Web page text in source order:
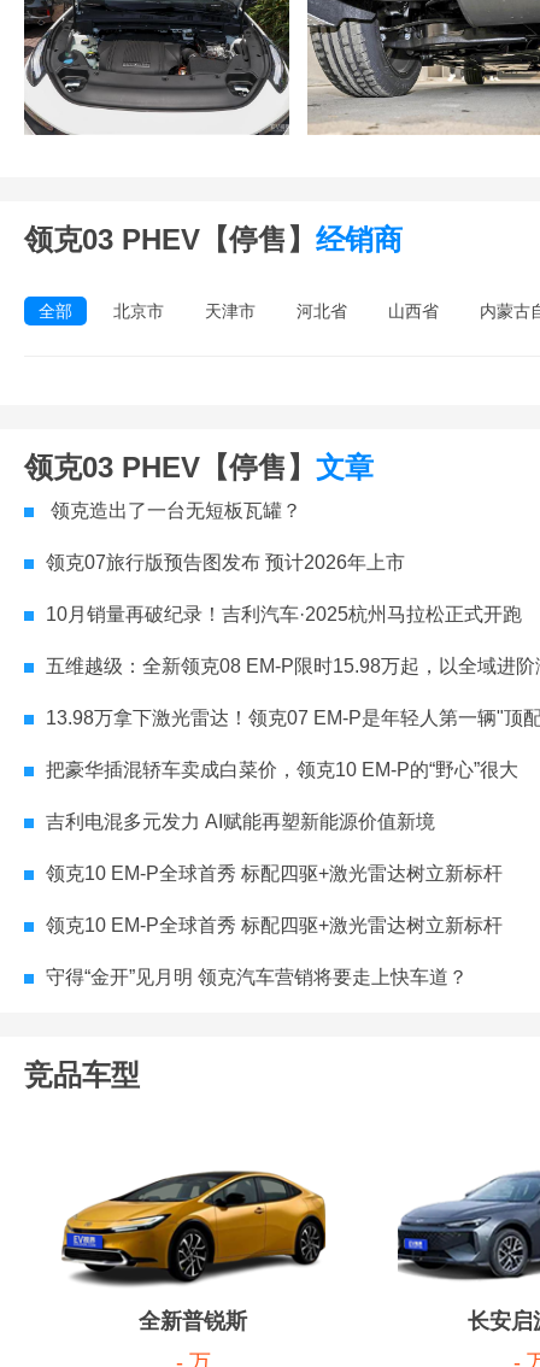
领克03 PHEV【停售】 经销商
全部 北京市 天津市 河北省 山西省 内蒙古
领克03 PHEV【停售】 文章
领克造出了一台无短板瓦罐？
领克07旅行版预告图发布 预计2026年上市
10月销量再破纪录！吉利汽车·2025杭州马拉松正式开跑
五维越级：全新领克08 EM-P限时15.98万起，以全域进阶满足全
13.98万拿下激光雷达！领克07 EM-P是年轻人第一辆"顶
把豪华插混轿车卖成白菜价，领克10 EM-P的“野心”很大
吉利电混多元发力 AI赋能再塑新能源价值新境
领克10 EM-P全球首秀 标配四驱+激光雷达树立新标杆
领克10 EM-P全球首秀 标配四驱+激光雷达树立新标杆
守得“金开”见月明 领克汽车营销将要走上快车道？
竞品车型
全新普锐斯
长安启